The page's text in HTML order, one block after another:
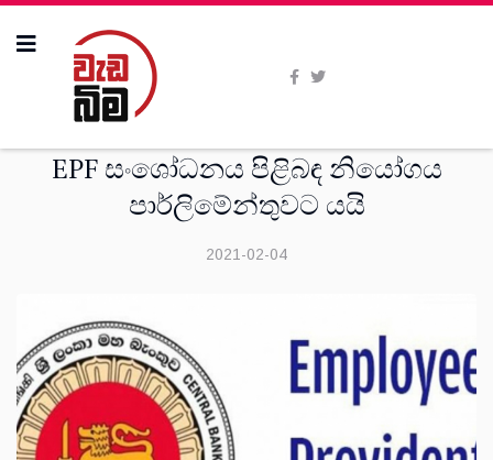
EPF සංශෝධනය පිළිබඳ නියෝගය
පාර්ලිමේන්තුවට යයි
2021-02-04